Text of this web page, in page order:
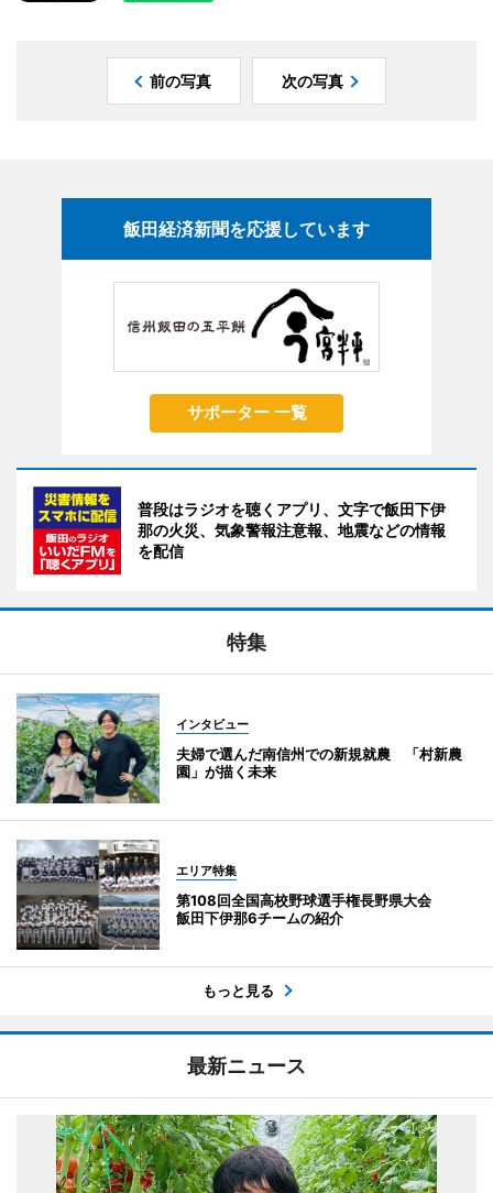
前の写真 次の写真
飯田経済新聞を応援しています
サポーター 一覧
普段はラジオを聴くアプリ、文字で飯田下伊
那の火災、気象警報注意報、地震などの情報
を配信
特集
インタビュー
夫婦で選んだ南信州での新規就農 「村新農
園」が描く未来
エリア特集
第108回全国高校野球選手権長野県大会
飯田下伊那6チームの紹介
もっと見る
最新ニュース